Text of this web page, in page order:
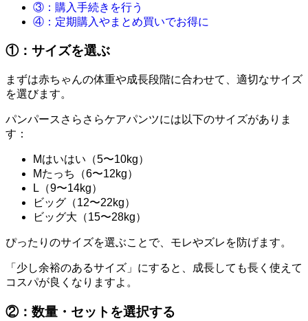
③：購入手続きを行う
④：定期購入やまとめ買いでお得に
①：サイズを選ぶ
まずは赤ちゃんの体重や成長段階に合わせて、適切なサイズ
を選びます。
パンパースさらさらケアパンツには以下のサイズがありま
す：
Mはいはい（5〜10kg）
Mたっち（6〜12kg）
L（9〜14kg）
ビッグ（12〜22kg）
ビッグ大（15〜28kg）
ぴったりのサイズを選ぶことで、モレやズレを防げます。
「少し余裕のあるサイズ」にすると、成長しても長く使えて
コスパが良くなりますよ。
②：数量・セットを選択する